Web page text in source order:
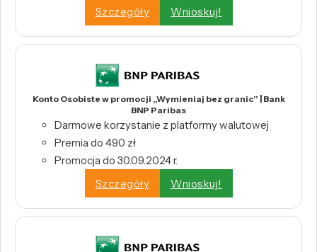
Szczegóły
Wnioskuj!
Konto Osobiste w promocji „Wymieniaj bez granic” | Bank
BNP Paribas
Darmowe korzystanie z platformy walutowej
Premia do 490 zł
Promocja do 30.09.2024 r.
Szczegóły
Wnioskuj!